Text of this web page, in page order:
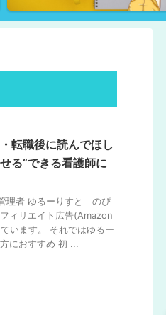
転職後に読んでほし
る“できる看護師に
理者 ゆるーりすと のぴ
ィリエイト広告(Amazon
います。 それではゆるー
におすすめ 初 ...